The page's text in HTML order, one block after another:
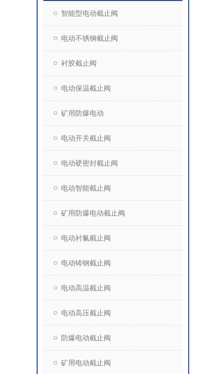
智能型电动截止阀
电动不锈钢截止阀
衬胶截止阀
电动保温截止阀
矿用防爆电动
电动开关截止阀
电动硬密封截止阀
电动智能截止阀
矿用防爆电动截止阀
电动衬氟截止阀
电动铸钢截止阀
电动高温截止阀
电动高压截止阀
防爆电动截止阀
矿用电动截止阀